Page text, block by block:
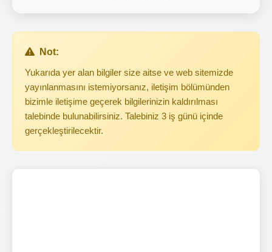
Not:
Yukarıda yer alan bilgiler size aitse ve web sitemizde
yayınlanmasını istemiyorsanız, iletişim bölümünden
bizimle iletişime geçerek bilgilerinizin kaldırılması
talebinde bulunabilirsiniz. Talebiniz 3 iş günü içinde
gerçekleştirilecektir.